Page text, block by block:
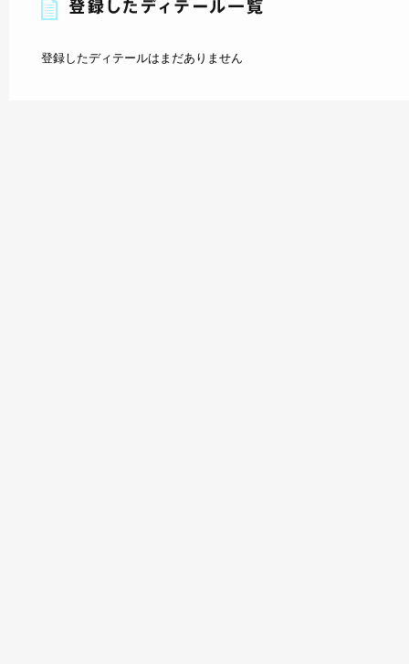
登録したディテールはまだありません